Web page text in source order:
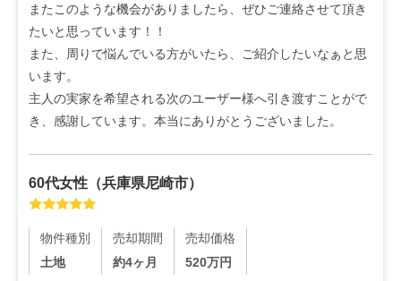
またこのような機会がありましたら、ぜひご連絡させて頂き
たいと思っています！！
また、周りで悩んでいる方がいたら、ご紹介したいなぁと思
います。
主人の実家を希望される次のユーザー様へ引き渡すことがで
き、感謝しています。本当にありがとうございました。
60代女性 （兵庫県尼崎市）
物件種別
土地
売却期間
約4ヶ月
売却価格
520万円